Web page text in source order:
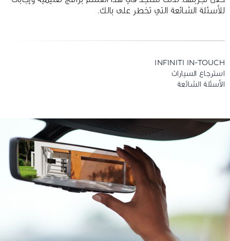
للأسئلة الشائعة التي تخطر على بالك.
INFINITI IN-TOUCH
استرجاع السيارات
الأسئلة الشائعة